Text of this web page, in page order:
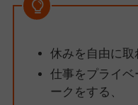
休みを自由に取
仕事をプライ
ークをする、